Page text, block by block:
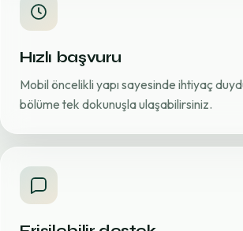
Hızlı başvuru
Mobil öncelikli yapı sayesinde ihtiyaç
bölüme tek dokunuşla ulaşabilirsiniz.